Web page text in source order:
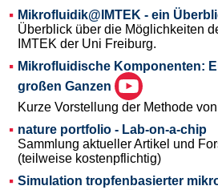
Mikrofluidik@IMTEK - ein
Überblick über die Möglichkeiten
IMTEK der Uni Freiburg.
Mikrofluidische Komponenten:
großen Ganzen
Kurze Vorstellung der Methode
nature portfolio - Lab-on-a-chip
Sammlung aktueller Artikel und
(teilweise kostenpflichtig)
Simulation tropfenbasierter